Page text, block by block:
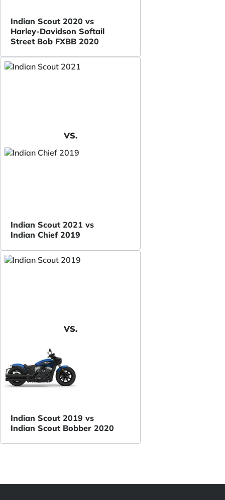
Indian Scout 2020 vs
Harley-Davidson Softail
Street Bob FXBB 2020
VS.
Indian Scout 2021 vs
Indian Chief 2019
VS.
Indian Scout 2019 vs
Indian Scout Bobber 2020